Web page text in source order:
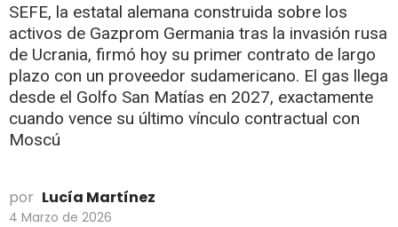
SEFE, la estatal alemana construida sobre los
activos de Gazprom Germania tras la invasión rusa
de Ucrania, firmó hoy su primer contrato de largo
plazo con un proveedor sudamericano. El gas llega
desde el Golfo San Matías en 2027, exactamente
cuando vence su último vínculo contractual con
Moscú
por Lucía Martínez
4 Marzo de 2026